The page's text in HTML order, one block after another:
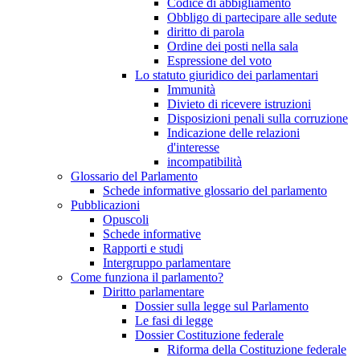
Codice di abbigliamento
Obbligo di partecipare alle sedute
diritto di parola
Ordine dei posti nella sala
Espressione del voto
Lo statuto giuridico dei parlamentari
Immunità
Divieto di ricevere istruzioni
Disposizioni penali sulla corruzione
Indicazione delle relazioni
d'interesse
incompatibilità
Glossario del Parlamento
Schede informative glossario del parlamento
Pubblicazioni
Opuscoli
Schede informative
Rapporti e studi
Intergruppo parlamentare
Come funziona il parlamento?
Diritto parlamentare
Dossier sulla legge sul Parlamento
Le fasi di legge
Dossier Costituzione federale
Riforma della Costituzione federale